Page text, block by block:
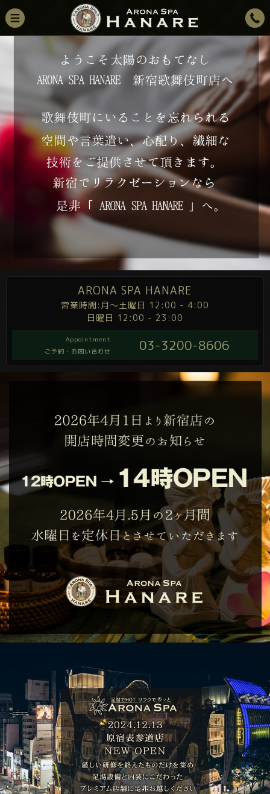
ARONA SPA HANARE
営業時間:月～土曜日 12:00 - 4:00
日曜日 12:00 - 23:00
Appointment
ご予約・お問い合わせ
03-3200-8606